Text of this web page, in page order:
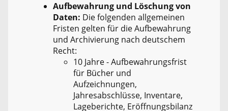
Aufbewahrung und Löschung von
Daten: Die folgenden allgemeinen
Fristen gelten für die Aufbewahrung
und Archivierung nach deutschem
Recht:
10 Jahre - Aufbewahrungsfrist
für Bücher und
Aufzeichnungen,
Jahresabschlüsse, Inventare,
Lageberichte, Eröffnungsbilanz